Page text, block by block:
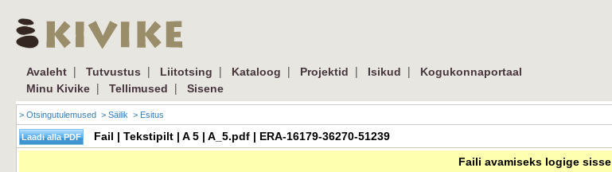
Avaleht | Tutvustus | Liitotsing | Kataloog | Projektid | Isikud |
Kogukonnaportaal
Minu Kivike | Tellimused | Sisene
> Otsingutulemused > Säilik > Esitus
Fail | Tekstipilt | A 5 | A_5.pdf | ERA-16179-36270-51239
Faili avamiseks logige sisse